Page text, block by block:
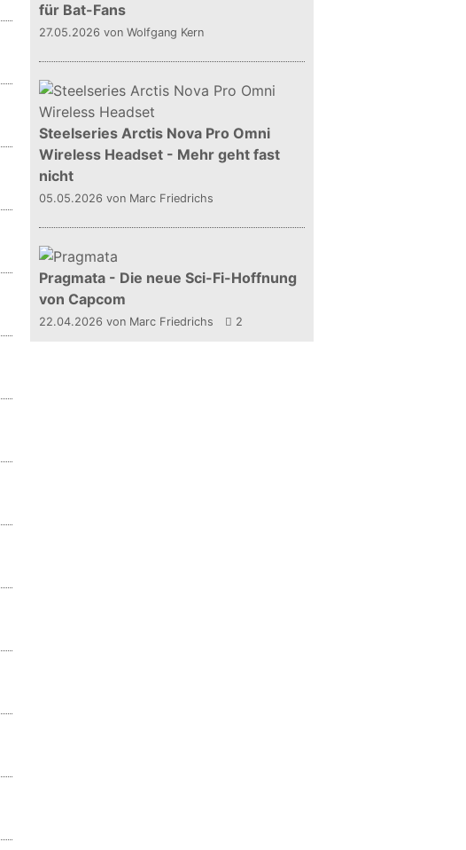
für Bat-Fans
27.05.2026 von Wolfgang Kern
Steelseries Arctis Nova Pro Omni
Wireless Headset - Mehr geht fast
nicht
05.05.2026 von Marc Friedrichs
Pragmata - Die neue Sci-Fi-Hoffnung
von Capcom
22.04.2026 von Marc Friedrichs 2